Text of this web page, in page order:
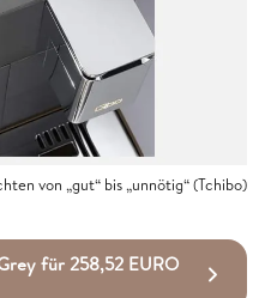
von „gut“ bis „unnötig“ (Tchibo)
für 258,52 EURO